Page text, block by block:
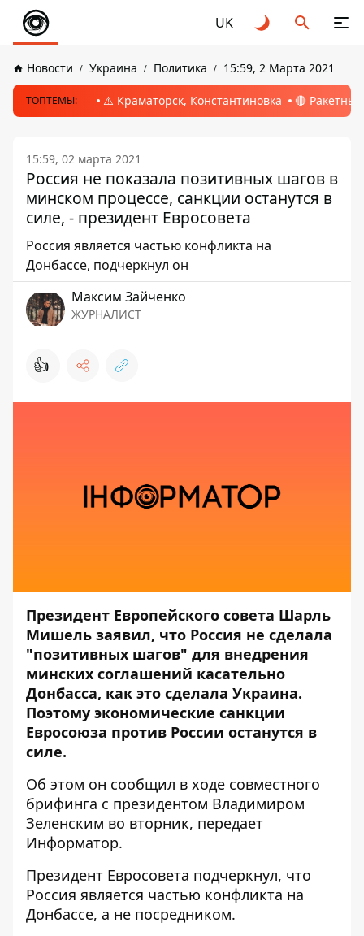
UK
Новости Украина Политика 15:59, 2 Марта 2021
ТОПТЕМЫ: ⚠️ Краматорск, Константиновка 🔴
15:59, 02 марта 2021
Россия не показала позитивных шагов в
минском процессе, санкции останутся в
силе, - президент Евросовета
Россия является частью конфликта на
Донбассе, подчеркнул он
Максим Зайченко
ЖУРНАЛИСТ
👍
Президент Европейского совета Шарль
Мишель заявил, что Россия не сделала
"позитивных шагов" для внедрения
минских соглашений касательно
Донбасса, как это сделала Украина.
Поэтому экономические санкции
Евросоюза против России останутся в
силе.
Об этом он сообщил в ходе совместного
брифинга с президентом Владимиром
Зеленским во вторник, передает
Информатор.
Президент Евросовета подчеркнул, что
Россия является частью конфликта на
Донбассе, а не посредником.